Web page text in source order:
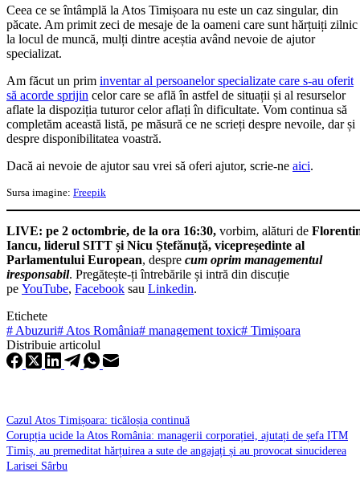
Ceea ce se întâmplă la Atos Timișoara nu este un caz singular, din
păcate. Am primit zeci de mesaje de la oameni care sunt hărțuiți zilnic
la locul de muncă, mulți dintre aceștia având nevoie de ajutor
specializat.
Am făcut un prim inventar al persoanelor specializate care s-au oferit
să acorde sprijin celor care se află în astfel de situații și al resurselor
aflate la dispoziția tuturor celor aflați în dificultate. Vom continua să
completăm această listă, pe măsură ce ne scrieți despre nevoile, dar și
despre disponibilitatea voastră.
Dacă ai nevoie de ajutor sau vrei să oferi ajutor, scrie-ne aici.
Sursa imagine: Freepik
LIVE: pe 2 octombrie, de la ora 16:30, vorbim, alături de
Iancu, liderul SITT și Nicu Ștefănuță, vicepreședinte al
Parlamentului European, despre cum oprim managementul
iresponsabil. Pregătește-ți întrebările și intră din discuție
pe YouTube, Facebook sau Linkedin.
Etichete
# Abuzuri# Atos România# management toxic# Timișoara
Distribuie articolul
Cazul Atos Timișoara: ticăloșia continuă
Corupția ucide la Atos România: managerii corporației, ajutați de șefa ITM
Timiș, au premeditat hărțuirea a sute de angajați și au provocat sinuciderea
Larisei Sârbu